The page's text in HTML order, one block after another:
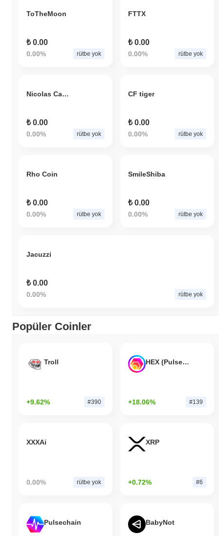
ToTheMoon
₺ 0.00
0.00% rütbe yok
FTTX
₺ 0.00
0.00% rütbe yok
Nicolas Cage Token
₺ 0.00
0.00% rütbe yok
CF tiger
₺ 0.00
0.00% rütbe yok
Rho Coin
₺ 0.00
0.00% rütbe yok
SmileShiba
₺ 0.00
0.00% rütbe yok
Jacuzzi
₺ 0.00
0.00% rütbe yok
Popüler Coinler
Troll
+9.62% #390
HEX (Pulsechain)
+18.06% #139
XXXAi
0.00% rütbe yok
XRP
+0.72% #6
Pulsechain BabyNot